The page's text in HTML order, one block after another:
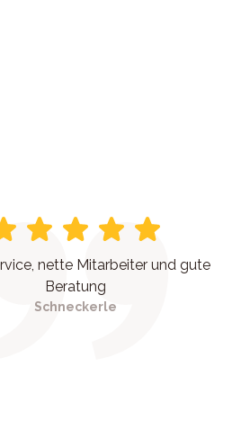
nette Mitarbeiter und gute
Beratung
Schneckerle